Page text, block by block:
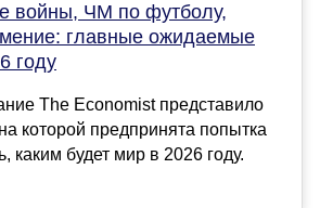
войны, ЧМ по футболу,
главные ожидаемые
году
The Economist представило
которой предпринята попытка
каким будет мир в 2026 году.